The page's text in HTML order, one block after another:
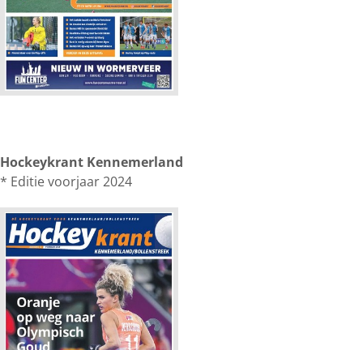
Hockeykrant Kennemerland
* Editie voorjaar 2024